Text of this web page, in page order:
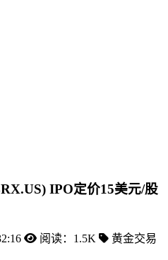
IPO定价15美元/股
阅读：1.5K 黄金交易